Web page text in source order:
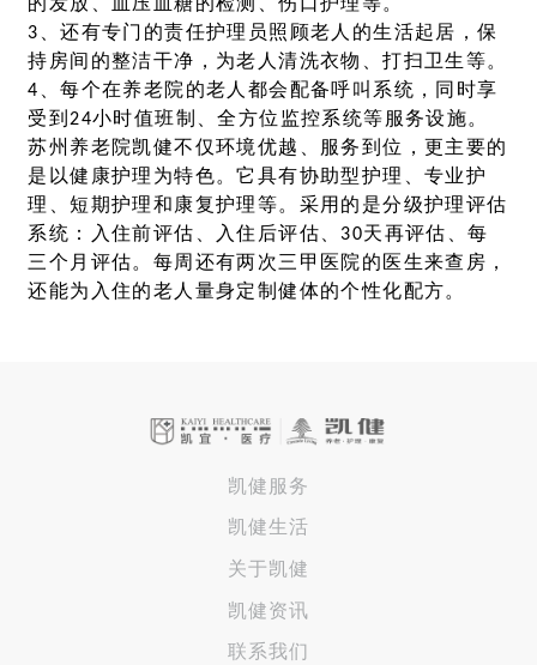
的发放、血压血糖的检测、伤口护理等。
3、还有专门的责任护理员照顾老人的生活起居，保
持房间的整洁干净，为老人清洗衣物、打扫卫生等。
4、每个在养老院的老人都会配备呼叫系统，同时享
受到24小时值班制、全方位监控系统等服务设施。
苏州养老院凯健不仅环境优越、服务到位，更主要的
是以健康护理为特色。它具有协助型护理、专业护
理、短期护理和康复护理等。采用的是分级护理评估
系统：入住前评估、入住后评估、30天再评估、每
三个月评估。每周还有两次三甲医院的医生来查房，
还能为入住的老人量身定制健体的个性化配方。
凯健服务
凯健生活
关于凯健
凯健资讯
联系我们